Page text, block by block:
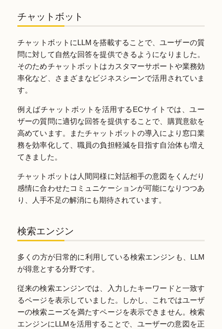
チャットボット
チャットボットにLLMを搭載することで、ユーザーの質
問に対して自然な回答を提供できるようになりました。
そのためチャットボットはカスタマーサポートや業務効
率化など、さまざまなビジネスシーンで活用されていま
す。
例えばチャットボットを活用するECサイトでは、ユー
ザーの質問に適切な回答を提供することで、購買意欲を
高めています。またチャットボットの導入により窓口業
務を効率化して、職員の負担軽減を目指す自治体も増え
てきました。
チャットボットは人間同様に対話相手の意図をくんだり
感情に合わせたコミュニケーションが可能になりつつあ
り、人手不足の解消にも期待されています。
検索エンジン
多くの方が日常的に利用している検索エンジンも、LLM
が得意とする分野です。
従来の検索エンジンでは、入力したキーワードと一致す
るページを表示していました。しかし、これではユーザ
ーの検索ニーズを満たすページを表示できません。検索
エンジンにLLMを活用することで、ユーザーの意図を正